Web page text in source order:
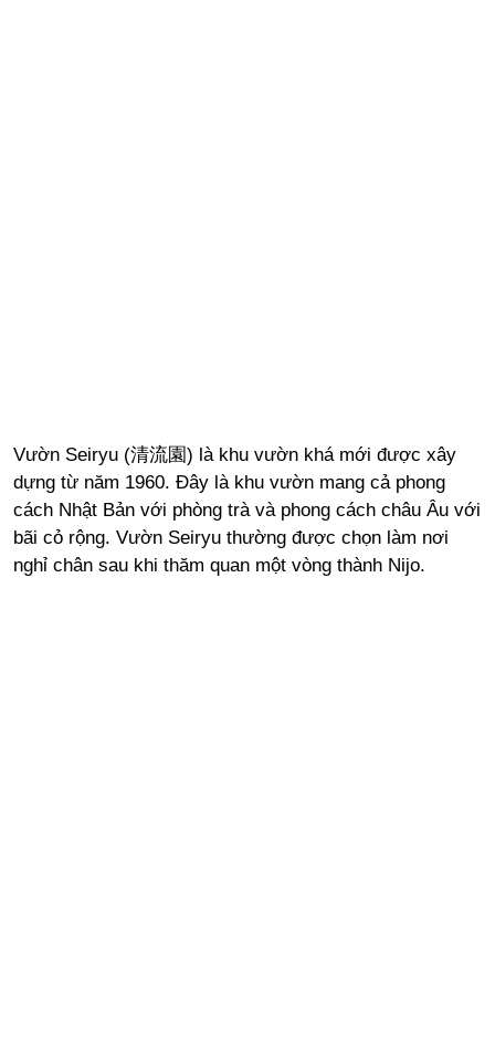
Vườn Seiryu (清流園) là khu vườn khá mới được xây
dựng từ năm 1960. Đây là khu vườn mang cả phong
cách Nhật Bản với phòng trà và phong cách châu Âu với
bãi cỏ rộng. Vườn Seiryu thường được chọn làm nơi
nghỉ chân sau khi thăm quan một vòng thành Nijo.